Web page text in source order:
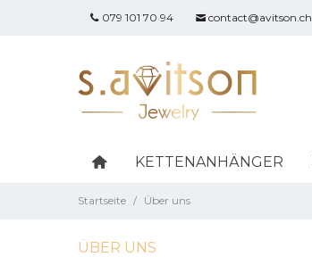
079 101 70 94 contact@avitson.ch
KETTENANHÄNGER
Startseite / Über uns
ÜBER UNS